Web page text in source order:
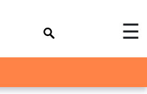
☰